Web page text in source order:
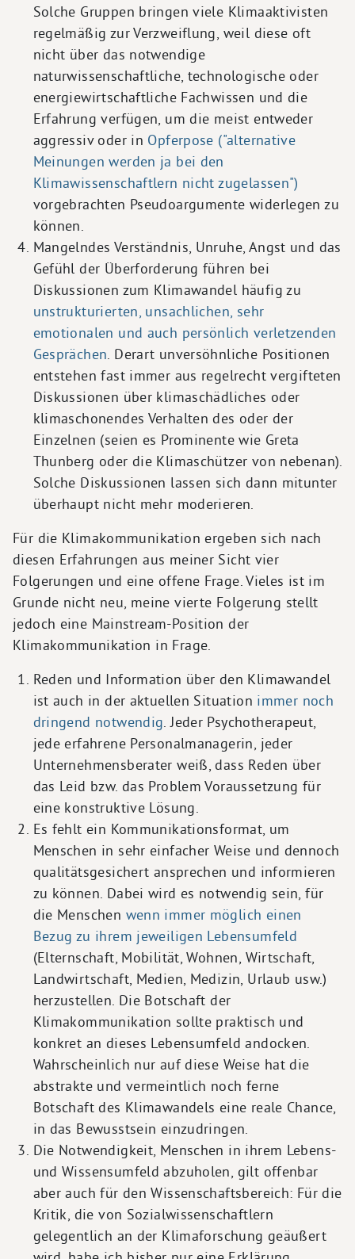
Solche Gruppen bringen viele Klimaaktivisten
regelmäßig zur Verzweiflung, weil diese oft
nicht über das notwendige
naturwissenschaftliche, technologische oder
energiewirtschaftliche Fachwissen und die
Erfahrung verfügen, um die meist entweder
aggressiv oder in Opferpose ("alternative
Meinungen werden ja bei den
Klimawissenschaftlern nicht zugelassen")
vorgebrachten Pseudoargumente widerlegen zu
können.
Mangelndes Verständnis, Unruhe, Angst und das
Gefühl der Überforderung führen bei
Diskussionen zum Klimawandel häufig zu
unstrukturierten, unsachlichen, sehr
emotionalen und auch persönlich verletzenden
Gesprächen. Derart unversöhnliche Positionen
entstehen fast immer aus regelrecht vergifteten
Diskussionen über klimaschädliches oder
klimaschonendes Verhalten des oder der
Einzelnen (seien es Prominente wie Greta
Thunberg oder die Klimaschützer von nebenan).
Solche Diskussionen lassen sich dann mitunter
überhaupt nicht mehr moderieren.
Für die Klimakommunikation ergeben sich nach
diesen Erfahrungen aus meiner Sicht vier
Folgerungen und eine offene Frage. Vieles ist im
Grunde nicht neu, meine vierte Folgerung stellt
jedoch eine Mainstream-Position der
Klimakommunikation in Frage.
Reden und Information über den Klimawandel
ist auch in der aktuellen Situation immer noch
dringend notwendig. Jeder Psychotherapeut,
jede erfahrene Personalmanagerin, jeder
Unternehmensberater weiß, dass Reden über
das Leid bzw. das Problem Voraussetzung für
eine konstruktive Lösung.
Es fehlt ein Kommunikationsformat, um
Menschen in sehr einfacher Weise und dennoch
qualitätsgesichert ansprechen und informieren
zu können. Dabei wird es notwendig sein, für
die Menschen wenn immer möglich einen
Bezug zu ihrem jeweiligen Lebensumfeld
(Elternschaft, Mobilität, Wohnen, Wirtschaft,
Landwirtschaft, Medien, Medizin, Urlaub usw.)
herzustellen. Die Botschaft der
Klimakommunikation sollte praktisch und
konkret an dieses Lebensumfeld andocken.
Wahrscheinlich nur auf diese Weise hat die
abstrakte und vermeintlich noch ferne
Botschaft des Klimawandels eine reale Chance,
in das Bewusstsein einzudringen.
Die Notwendigkeit, Menschen in ihrem Lebens-
und Wissensumfeld abzuholen, gilt offenbar
aber auch für den Wissenschaftsbereich: Für die
Kritik, die von Sozialwissenschaftlern
gelegentlich an der Klimaforschung geäußert